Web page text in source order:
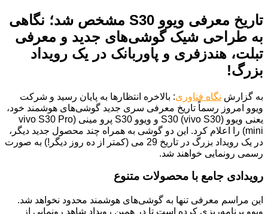
تاریخ معرفی ویوو S30 مشخص شد؛ نگاهی
به طراحی شیک گوشی‌های جدید و معرفی
تبلت، هندزفری و پاوربانک در یک رویداد
بزرگ!
به گزارش نگاه فناوری: بالاخره انتظارها به پایان رسید و شرکت
ویوو امروز رسماً تاریخ معرفی سری جدید گوشی‌های هوشمند خود،
یعنی ویوو S30 (vivo S30) و ویوو S30 پرو مینی (vivo S30 Pro
mini) را اعلام کرد. این دو گوشی به همراه چند محصول جدید دیگر،
در یک رویداد بزرگ در تاریخ 29 می (کمتر از ده روز دیگر!) به صورت
رسمی رونمایی خواهند شد.
رویدادی جامع با محصولات متنوع
این مراسم معرفی تنها به گوشی‌های هوشمند محدود نخواهد شد.
ویوو برنامه‌ریزی کرده است تا در همین رویداد شاهد رونمایی از